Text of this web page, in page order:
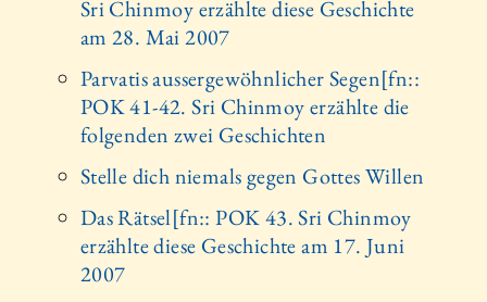
Sri Chinmoy erzählte diese Geschichte
am 28. Mai 2007
Parvatis aussergewöhnlicher Segen[fn::
POK 41-42. Sri Chinmoy erzählte die
folgenden zwei Geschichten
Stelle dich niemals gegen Gottes Willen
Das Rätsel[fn:: POK 43. Sri Chinmoy
erzählte diese Geschichte am 17. Juni
2007